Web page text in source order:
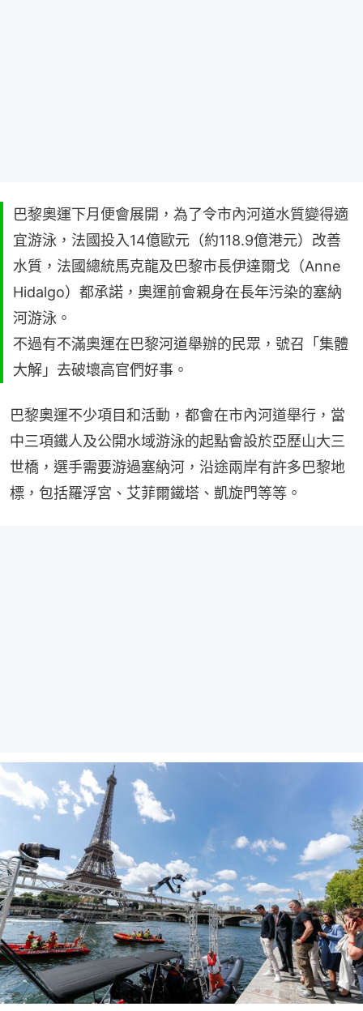
巴黎奧運下月便會展開，為了令市內河道水質變得適
宜游泳，法國投入14億歐元（約118.9億港元）改善
水質，法國總統馬克龍及巴黎市長伊達爾戈（Anne
Hidalgo）都承諾，奧運前會親身在長年污染的塞納
河游泳。
不過有不滿奧運在巴黎河道舉辦的民眾，號召「集體
大解」去破壞高官們好事。
巴黎奧運不少項目和活動，都會在市內河道舉行，當
中三項鐵人及公開水域游泳的起點會設於亞歷山大三
世橋，選手需要游過塞納河，沿途兩岸有許多巴黎地
標，包括羅浮宮、艾菲爾鐵塔、凱旋門等等。